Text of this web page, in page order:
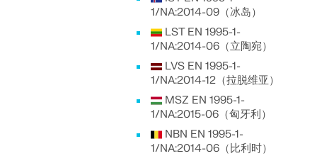
1/NA:2014-09（冰岛）
LST EN 1995-1-
1/NA:2014-06（立陶宛）
LVS EN 1995-1-
1/NA:2014-12（拉脱维亚）
MSZ EN 1995-1-
1/NA:2015-06（匈牙利）
NBN EN 1995-1-
1/NA:2014-06（比利时）